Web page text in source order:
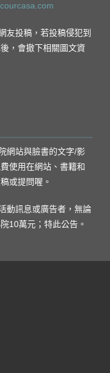
友投稿，若投稿侵犯到
，會撤下相關圖文資
網站與臉書的文字/影
使用在網站、書籍和
或提問喔。
動訊息或廣告者，無論
10萬元；特此公告。